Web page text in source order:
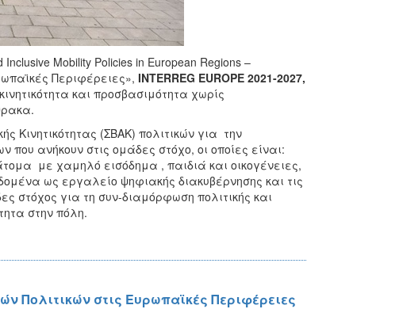
Mobility Policies in European Regions –
Περιφέρειες», INTERREG EUROPE 2021-2027,
και προσβασιμότητα χωρίς
Κινητικότητας (ΣΒΑΚ) πολιτικών για την
ανήκουν στις ομάδες στόχο, οι οποίες είναι:
με χαμηλό εισόδημα , παιδιά και οικογένειες,
ως εργαλείο ψηφιακής διακυβέρνησης και τις
στόχος για τη συν-διαμόρφωση πολιτικής και
στην πόλη.
Πολιτικών στις Ευρωπαϊκές Περιφέρειες